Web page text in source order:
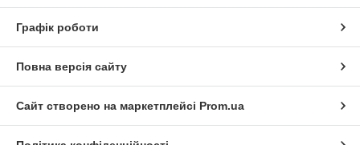
Графік роботи
Повна версія сайту
Сайт створено на маркетплейсі Prom.ua